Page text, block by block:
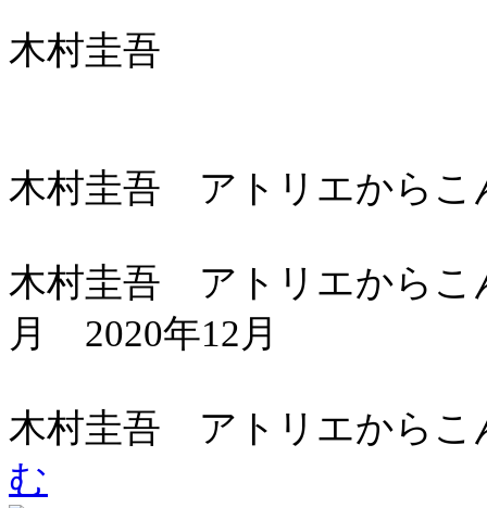
木村圭吾
木村圭吾 アトリエから
木村圭吾 アトリエからこ
月 2020年12月
木村圭吾 アトリエから
む